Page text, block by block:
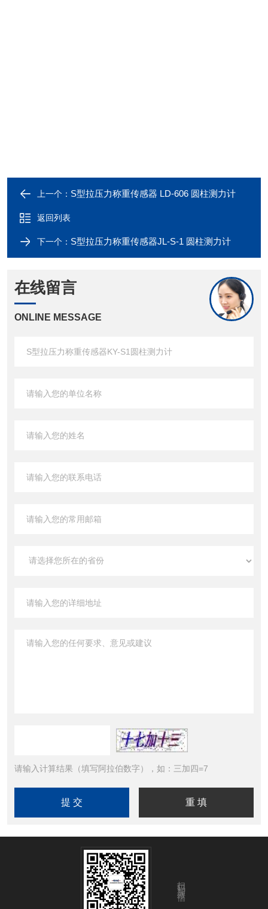
上一个： S型拉压力称重传感器 LD-606 圆柱测力计
返回列表
下一个： S型拉压力称重传感器JL-S-1 圆柱测力计
在线留言
ONLINE MESSAGE
请输入计算结果（填写阿拉伯数字），如：三加四=7
扫码加微信